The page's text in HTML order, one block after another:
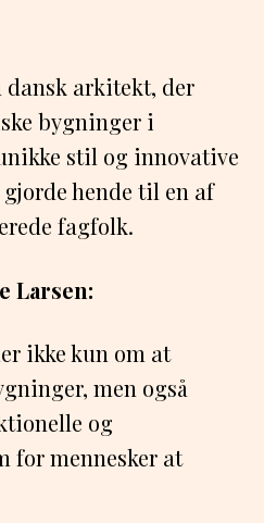
dansk arkitekt, der
bygninger i
stil og innovative
hende til en af
fagfolk.
Larsen:
ikke kun om at
men også
og
for mennesker at